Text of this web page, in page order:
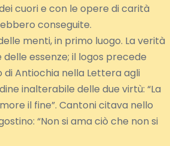
cuori e con le opere di carità
conseguite.
menti, in primo luogo. La verità
essenze; il logos precede
di Antiochia nella Lettera agli
inalterabile delle due virtù: “La
il fine”. Cantoni citava nello
“Non si ama ciò che non si